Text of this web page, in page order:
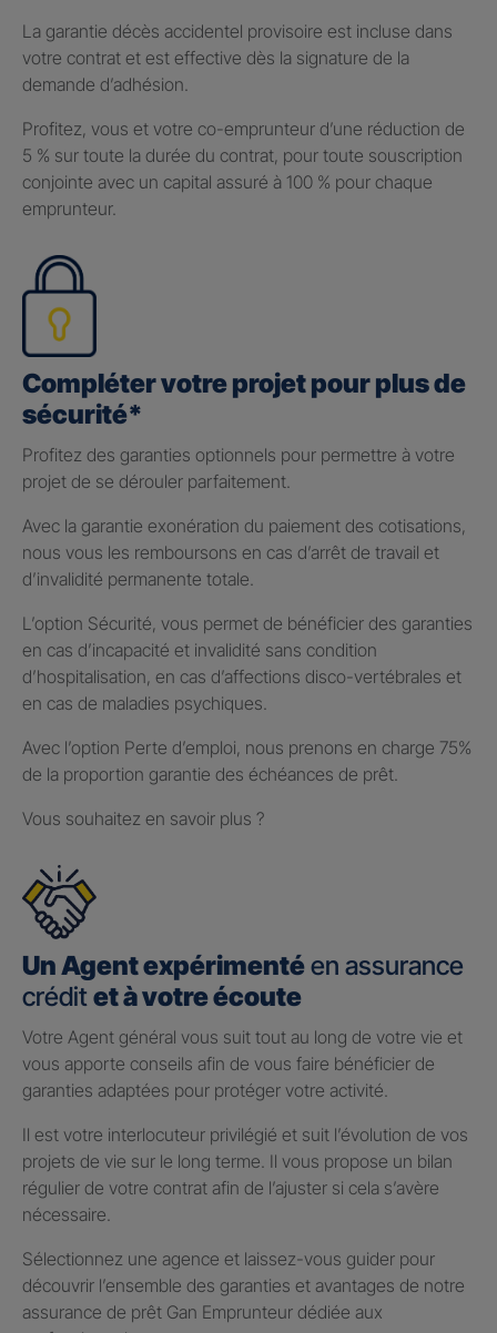
La garantie décès accidentel provisoire est incluse dans
votre contrat et est effective dès la signature de la
demande d’adhésion.
Profitez, vous et votre co-emprunteur d’une réduction de
5 % sur toute la durée du contrat, pour toute souscription
conjointe avec un capital assuré à 100 % pour chaque
emprunteur.
Compléter votre projet pour plus de
sécurité*
Profitez des garanties optionnels pour permettre à votre
projet de se dérouler parfaitement.
Avec la garantie exonération du paiement des cotisations,
nous vous les remboursons en cas d’arrêt de travail et
d’invalidité permanente totale.
L’option Sécurité, vous permet de bénéficier des garanties
en cas d’incapacité et invalidité sans condition
d’hospitalisation, en cas d’affections disco-vertébrales et
en cas de maladies psychiques.
Avec l’option Perte d’emploi, nous prenons en charge 75%
de la proportion garantie des échéances de prêt.
Vous souhaitez en savoir plus ?
Un Agent expérimentéen assurance
créditet à votre écoute
Votre Agent général vous suit tout au long de votre vie et
vous apporte conseils afin de vous faire bénéficier de
garanties adaptées pour protéger votre activité.
Il est votre interlocuteur privilégié et suit l’évolution de vos
projets de vie sur le long terme. Il vous propose un bilan
régulier de votre contrat afin de l’ajuster si cela s’avère
nécessaire.
Sélectionnez une agence et laissez-vous guider pour
découvrir l’ensemble des garanties et avantages de notre
assurance de prêt Gan Emprunteur dédiée aux